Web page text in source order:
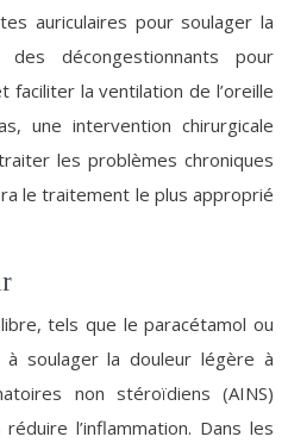
auriculaires pour soulager la
des décongestionnants pour
faciliter la ventilation de l’oreille
une intervention chirurgicale
les problèmes chroniques
le traitement le plus approprié
tels que le paracétamol ou
à soulager la douleur légère à
non stéroïdiens (AINS)
l’inflammation. Dans les